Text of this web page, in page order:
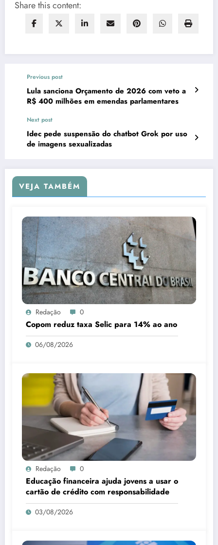
Share this content:
Previous post
Lula sanciona Orçamento de 2026 com veto a
R$ 400 milhões em emendas parlamentares
Next post
Idec pede suspensão do chatbot Grok por uso
de imagens sexualizadas
VEJA TAMBÉM
Redação 0
Copom reduz taxa Selic para 14% ao ano
06/08/2026
Redação 0
Educação financeira ajuda jovens a usar o
cartão de crédito com responsabilidade
03/08/2026